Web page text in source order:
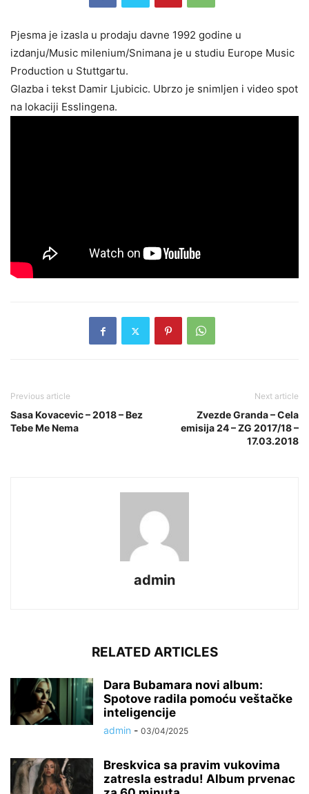
Pjesma je izasla u prodaju davne 1992 godine u
izdanju/Music milenium/Snimana je u studiu Europe Music
Production u Stuttgartu.
Glazba i tekst Damir Ljubicic. Ubrzo je snimljen i video spot
na lokaciji Esslingena.
Previous article
Sasa Kovacevic – 2018 – Bez
Tebe Me Nema
Next article
Zvezde Granda – Cela
emisija 24 – ZG 2017/18 –
17.03.2018
admin
RELATED ARTICLES
Dara Bubamara novi album:
Spotove radila pomoću veštačke
inteligencije
admin - 03/04/2025
Breskvica sa pravim vukovima
zatresla estradu! Album prvenac